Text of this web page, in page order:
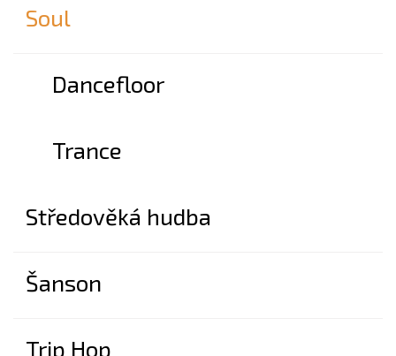
Soul
Dancefloor
Trance
Středověká hudba
Šanson
Trip Hop